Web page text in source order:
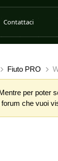
Contattaci
Fiuto PRO
per poter
che vuoi